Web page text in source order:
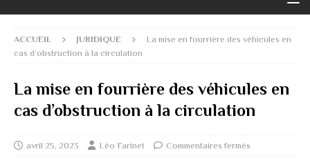
ACCUEIL JURIDIQUE
La mise en fourrière des véhicules en
cas d’obstruction à la circulation
La mise en fourrière des véhicules en
cas d’obstruction à la circulation
avril 25, 2023 Léo Farinet Commentaires fermés